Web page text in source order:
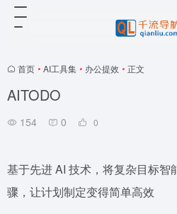
首页 • AI工具集 • 办公提效 • 正文
AITODO
154 0 0
基于先进 AI 技术，将复杂目标智
骤，让计划制定变得简单高效